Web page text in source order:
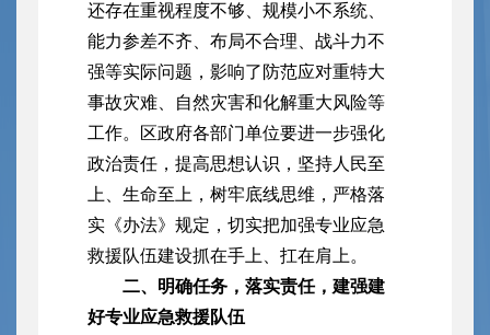
还存在重视程度不够、规模小不系统、
能力参差不齐、布局不合理、战斗力不
强等实际问题，影响了防范应对重特大
事故灾难、自然灾害和化解重大风险等
工作。区政府各部门单位要进一步强化
政治责任，提高思想认识，坚持人民至
上、生命至上，树牢底线思维，严格落
实《办法》规定，切实把加强专业应急
救援队伍建设抓在手上、扛在肩上。
二、明确任务，落实责任，建强建
好专业应急救援队伍